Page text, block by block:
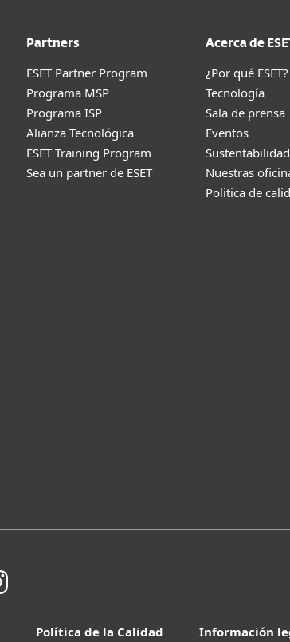
Partners
ESET Partner Program
Programa MSP
Programa ISP
Alianza Tecnológica
ESET Training Program
Sea un partner de ESET
Acerca de
¿Por qué ESET?
Tecnología
Sala de prensa
Eventos
Sustentabilidad
Nuestras
Politica de
Política de la Calidad Información